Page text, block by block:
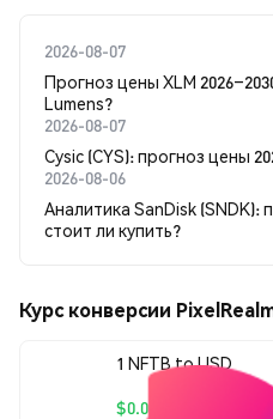
2026-08-07
Прогноз цены XLM
Lumens?
2026-08-07
Cysic (CYS): прогноз цены
2026-08-06
Аналитика SanDisk (SNDK):
стоит ли купить?
Курс конверсии
1 NFTB to USD
$0.00016286